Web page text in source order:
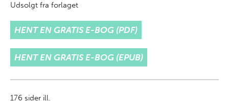
Udsolgt fra forlaget
HENT EN GRATIS E-BOG (PDF)
HENT EN GRATIS E-BOG (EPUB)
176 sider ill.